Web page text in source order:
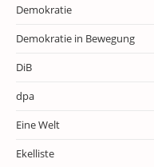
Demokratie
Demokratie in Bewegung
DiB
dpa
Eine Welt
Ekelliste